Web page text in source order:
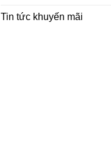
Tin tức khuyến mãi